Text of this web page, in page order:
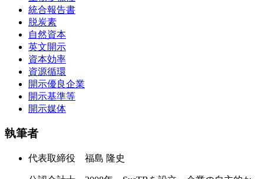
統合報告書
脱炭素
自然資本
英文開示
資本効率
資源循環
開示優良企業
開示基準等
開示媒体
執筆者
代表取締役 福島 隆史